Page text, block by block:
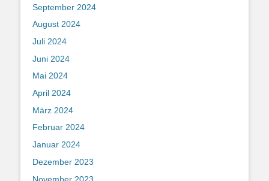
September 2024
August 2024
Juli 2024
Juni 2024
Mai 2024
April 2024
März 2024
Februar 2024
Januar 2024
Dezember 2023
November 2023